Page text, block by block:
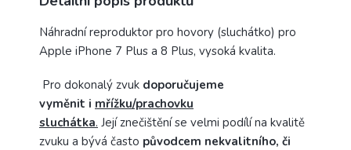
Náhradní reproduktor pro hovory (sluchátko) pro
Apple iPhone 7 Plus a 8 Plus, vysoká kvalita.
Pro dokonalý zvuk doporučujeme
vyměnit i mřížku/prachovku
sluchátka. Její znečištění se velmi podílí na kvalitě
zvuku a bývá často původcem nekvalitního, či